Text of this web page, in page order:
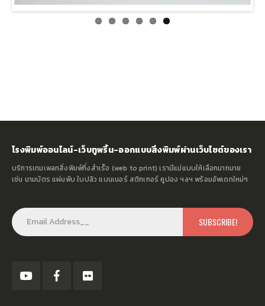
บริการเทมเพลทสิ่งพิมพ์กึ่งสำเร็จ (web to print) เรามีแม่แบบให้เลือกมากมาย
เช่น นามบัตร แผ่นพับ ใบปลิว แบนเนอร์ สติกเกอร์ คูปอง ฯลฯ พร้อมอัพเดทใหม่ๆ